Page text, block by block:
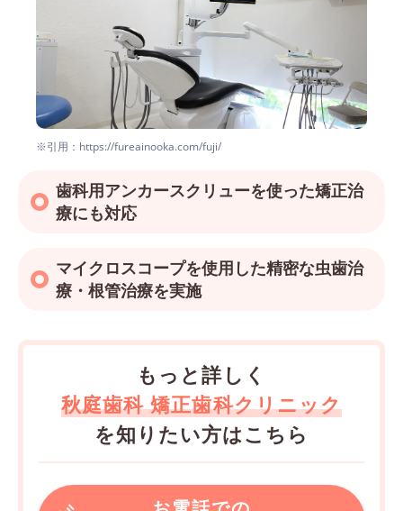
※引用：https://fureainooka.com/fuji/
歯科用アンカースクリューを使った矯正治
療にも対応
マイクロスコープを使用した精密な虫歯治
療・根管治療を実施
もっと詳しく
秋庭歯科 矯正歯科クリニック
を知りたい方はこちら